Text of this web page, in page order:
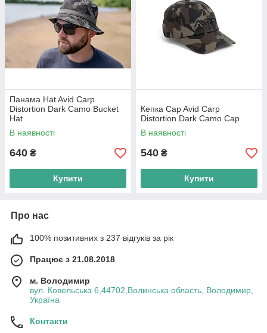
Панама Hat Avid Carp
Distortion Dark Camo Bucket
Hat
В наявності
640 ₴
Купити
Кепка Cap Avid Carp
Distortion Dark Camo Cap
В наявності
540 ₴
Купити
Про нас
100% позитивних з 237 відгуків за рік
Працює з 21.08.2018
м. Володимир
вул. Ковельська 6,44702,Волинська область, Володимир,
Україна
Контакти